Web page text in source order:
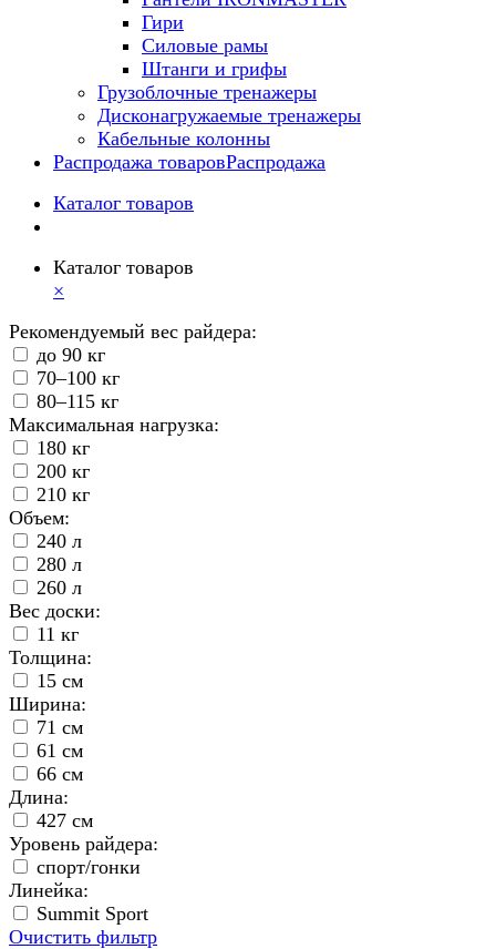
Гири
Силовые рамы
Штанги и грифы
Грузоблочные тренажеры
Дисконагружаемые тренажеры
Кабельные колонны
Распродажа товаровРаспродажа
Каталог товаров
Каталог товаров
×
Рекомендуемый вес райдера:
до 90 кг
70–100 кг
80–115 кг
Максимальная нагрузка:
180 кг
200 кг
210 кг
Объем:
240 л
280 л
260 л
Вес доски:
11 кг
Толщина:
15 см
Ширина:
71 см
61 см
66 см
Длина:
427 см
Уровень райдера:
спорт/гонки
Линейка:
Summit Sport
Очистить фильтр